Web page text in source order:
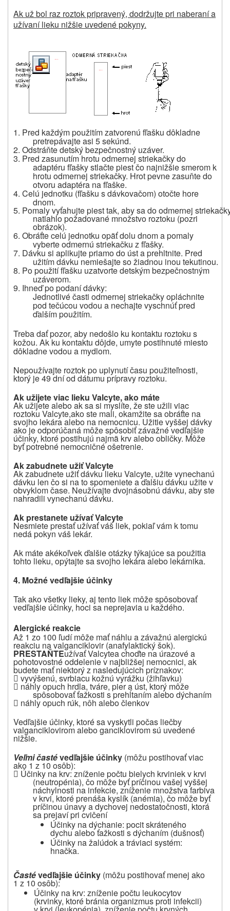
Ak už bol raz roztok pripravený, dodržujte pri naberaní a
užívaní lieku nižšie uvedené pokyny.
1. Pred každým použitím zatvorenú fľašku dôkladne
pretrepávajte asi 5 sekúnd.
2. Odstráňte detský bezpečnostný uzáver.
3. Pred zasunutím hrotu odmernej striekačky do
adaptéru fľašky stlačte piest čo najnižšie smerom k
hrotu odmernej striekačky. Hrot pevne zasuňte do
otvoru adaptéra na fľaške.
4. Celú jednotku (fľašku s dávkovačom) otočte hore
dnom.
5. Pomaly vyťahujte piest tak, aby sa do odmernej
natiahlo požadované množstvo roztoku (pozri
obrázok).
6. Obráťte celú jednotku opäť dolu dnom a pomaly
vyberte odmernú striekačku z fľašky.
7. Dávku si aplikujte priamo do úst a prehltnite. Pred
užitím dávku nemiešajte so žiadnou inou tekutinou.
8. Po použití fľašku uzatvorte detským bezpečnostným
uzáverom.
9. Ihneď po podaní dávky:
Jednotlivé časti odmernej striekačky opláchnite
pod tečúcou vodou a nechajte vyschnúť pred
ďalším použitím.
Treba dať pozor, aby nedošlo ku kontaktu roztoku s
kožou. Ak ku kontaktu dôjde, umyte postihnuté miesto
dôkladne vodou a mydlom.
Nepoužívajte roztok po uplynutí času použiteľnosti,
ktorý je 49 dní od dátumu prípravy roztoku.
Ak užijete viac lieku Valcyte, ako máte
Ak užijete alebo ak sa si myslíte, že ste užili viac
roztoku Valcyte,ako ste mali, okamžite sa obráťte na
svojho lekára alebo na nemocnicu. Užitie vyššej dávky
ako je odporúčaná môže spôsobiť závažné vedľajšie
účinky, ktoré postihujú najmä krv alebo obličky. Môže
byť potrebné nemocničné ošetrenie.
Ak zabudnete užiť Valcyte
Ak zabudnete užiť dávku lieku Valcyte, užite vynechanú
dávku len čo si na to spomeniete a ďalšiu dávku užite v
obvyklom čase. Neužívajte dvojnásobnú dávku, aby ste
nahradili vynechanú dávku.
Ak prestanete užívať Valcyte
Nesmiete prestať užívať váš liek, pokiaľ vám k tomu
nedá pokyn váš lekár.
Ak máte akékoľvek ďalšie otázky týkajúce sa použitia
tohto lieku, opýtajte sa svojho lekára alebo lekárnika.
4. Možné vedľajšie účinky
Tak ako všetky lieky, aj tento liek môže spôsobovať
vedľajšie účinky, hoci sa neprejavia u každého.
Alergické reakcie
Až 1 zo 100 ľudí môže mať náhlu a závažnú alergickú
reakciu na valganciklovir (anafylaktický šok).
PRESTAŇTEužívaťValcytea choďte na úrazové a
pohotovostné oddelenie v najbližšej nemocnici, ak
budete mať niektorý z nasledujúcich príznakov:
 vyvýšenú, svrbiacu kožnú vyrážku (žihľavku)
 náhly opuch hrdla, tváre, pier a úst, ktorý môže
spôsobovať ťažkosti s prehĺtaním alebo dýchaním
 náhly opuch rúk, nôh alebo členkov
Vedľajšie účinky, ktoré sa vyskytli počas liečby
valganciklovirom alebo ganciklovirom sú uvedené
nižšie.
Veľmi častévedľajšie účinky (môžu postihovať viac
ako 1 z 10 osôb):
 Účinky na krv: zníženie počtu bielych krviniek v krvi
(neutropénia), čo môže byť príčinou vašej vyššej
náchylnosti na infekcie, zníženie množstva farbiva
v krvi, ktoré prenáša kyslík (anémia), čo môže byť
príčinou únavy a dychovej nedostatočnosti, ktorá
sa prejaví pri cvičení
Účinky na dýchanie: pocit skráteného
dychu alebo ťažkosti s dýchaním (dušnosť)
Účinky na žalúdok a tráviaci systém:
hnačka.
Častévedľajšie účinky (môžu postihovať menej ako
1 z 10 osôb):
Účinky na krv: zníženie počtu leukocytov
(krvinky, ktoré bránia organizmus proti infekcii)